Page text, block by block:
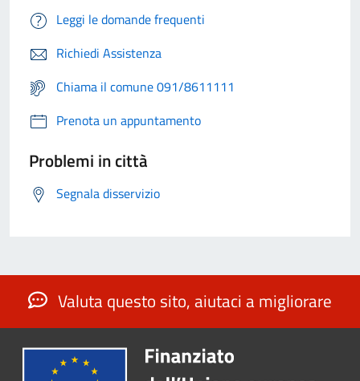
Leggi le domande frequenti
Richiedi Assistenza
Chiama il comune 091/8611111
Prenota un appuntamento
Problemi in città
Segnala disservizio
Valuta questo sito, aiutaci a migliorare